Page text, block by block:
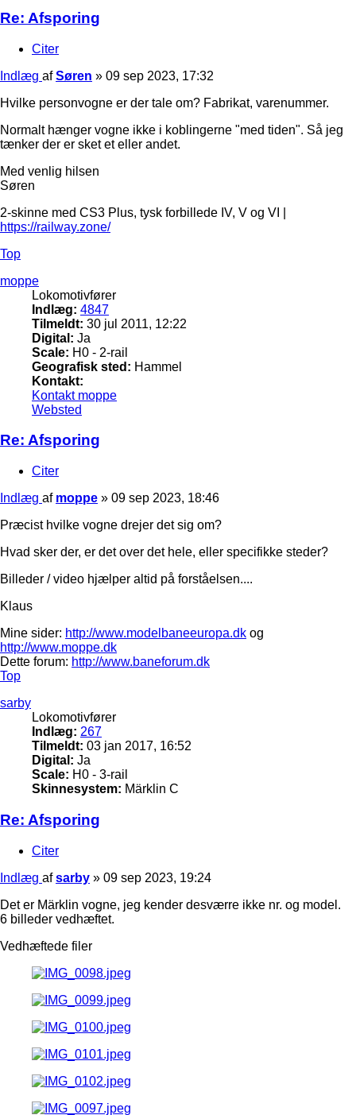
Re: Afsporing
Citer
Indlæg afSøren » 09 sep 2023, 17:32
Hvilke personvogne er der tale om? Fabrikat, varenummer.
Normalt hænger vogne ikke i koblingerne "med tiden". Så jeg
tænker der er sket et eller andet.
Med venlig hilsen
Søren
2-skinne med CS3 Plus, tysk forbillede IV, V og VI |
https://railway.zone/
Top
moppe
Lokomotivfører
Indlæg: 4847
Tilmeldt: 30 jul 2011, 12:22
Digital: Ja
Scale: H0 - 2-rail
Geografisk sted: Hammel
Kontakt:
Kontakt moppe
Websted
Re: Afsporing
Citer
Indlæg af moppe » 09 sep 2023, 18:46
Præcist hvilke vogne drejer det sig om?
Hvad sker der, er det over det hele, eller specifikke steder?
Billeder / video hjælper altid på forståelsen....
Klaus
Mine sider: http://www.modelbaneeuropa.dk og
http://www.moppe.dk
Dette forum: http://www.baneforum.dk
Top
sarby
Lokomotivfører
Indlæg: 267
Tilmeldt: 03 jan 2017, 16:52
Digital: Ja
Scale: H0 - 3-rail
Skinnesystem: Märklin C
Re: Afsporing
Citer
Indlæg afsarby » 09 sep 2023, 19:24
Det er Märklin vogne, jeg kender desværre ikke nr. og model.
6 billeder vedhæftet.
Vedhæftede filer